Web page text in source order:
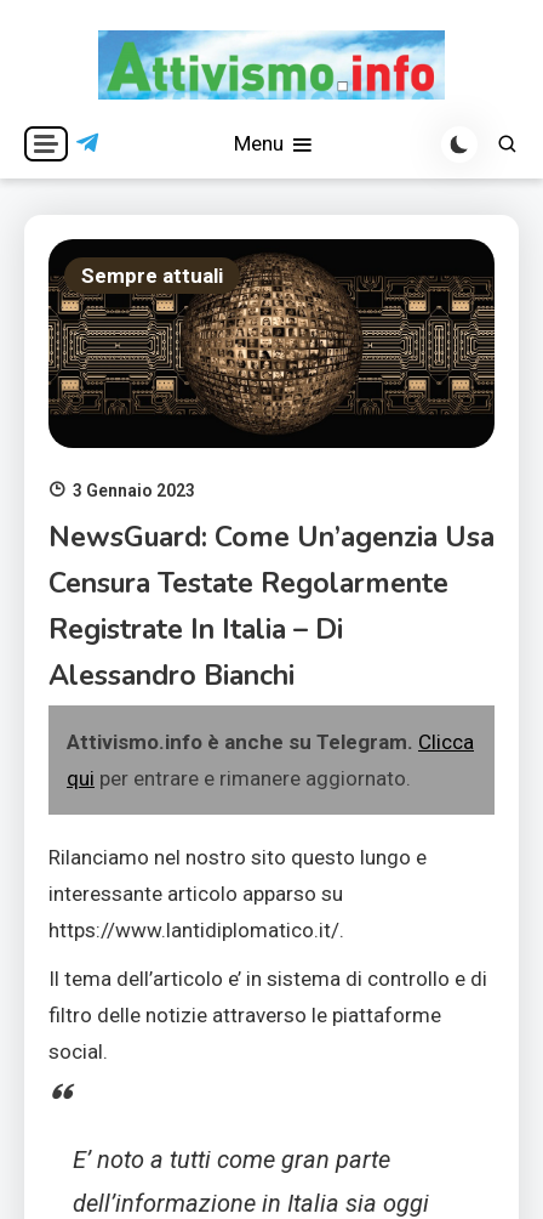
Attivismo.info
Menu
Sempre attuali
3 Gennaio 2023
NewsGuard: Come Un’agenzia Usa
Censura Testate Regolarmente
Registrate In Italia – Di
Alessandro Bianchi
Attivismo.info è anche su Telegram. Clicca
qui per entrare e rimanere aggiornato.
Rilanciamo nel nostro sito questo lungo e
interessante articolo apparso su
https://www.lantidiplomatico.it/.
Il tema dell’articolo e’ in sistema di controllo e di
filtro delle notizie attraverso le piattaforme
social.
E’ noto a tutti come gran parte
dell’informazione in Italia sia oggi